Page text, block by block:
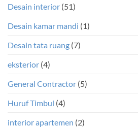
Desain interior (51)
Desain kamar mandi (1)
Desain tata ruang (7)
eksterior (4)
General Contractor (5)
Huruf Timbul (4)
interior apartemen (2)